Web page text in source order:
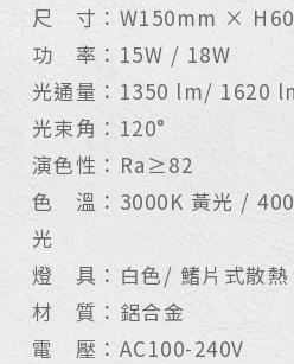
尺 寸：W150mm ×
功 率：15W / 18W
光通量：1350 lm/ 1620
光束角：120°
演色性：Ra≥82
色 溫：3000K 黃光 /
光
燈 具：白色/ 鰭片式散熱
材 質：鋁合金
電 壓：AC100-240V